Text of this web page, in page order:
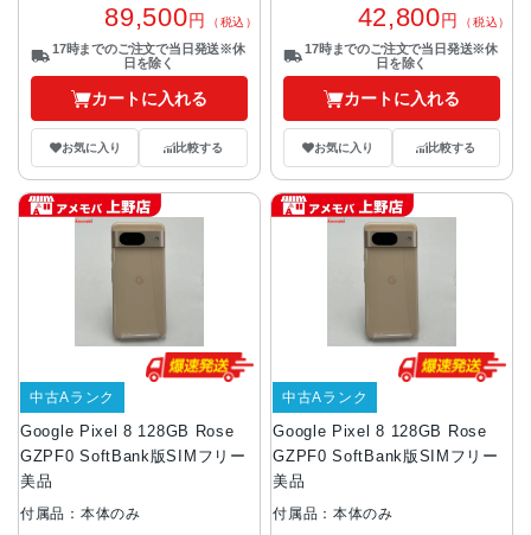
89,500円 （税込）
17時までのご注文で当日発送※休
日を除く
カートに入れる
お気に入り 比較する
42,800円 （税込）
17時までのご注文で当日発送※休
日を除く
カートに入れる
お気に入り 比較する
Google Pixel 8 128GB Rose
GZPF0 SoftBank版SIMフリー
美品
中古Aランク
付属品：本体のみ
Google Pixel 8 128GB Rose
GZPF0 SoftBank版SIMフリー
美品
中古Aランク
付属品：本体のみ